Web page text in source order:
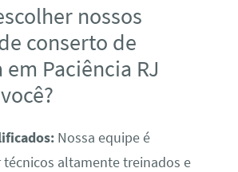
nossos
conserto de
Paciência RJ
Nossa equipe é
altamente treinados e